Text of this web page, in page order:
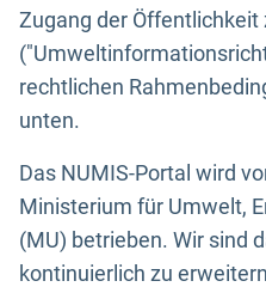
Zugang der
rechtlichen
unten.
Das NUMIS-Portal wird
Ministerium für Umwelt,
(MU) betrieben. Wir sind
kontinuierlich zu